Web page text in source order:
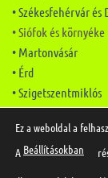
• Székesfehérvár
• Siófok és környéke
• Martonvásár
• Érd
• Szigetszentmiklós
Ez a weboldal a
A Beállításokban